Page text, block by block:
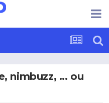
nimbuzz, ... ou